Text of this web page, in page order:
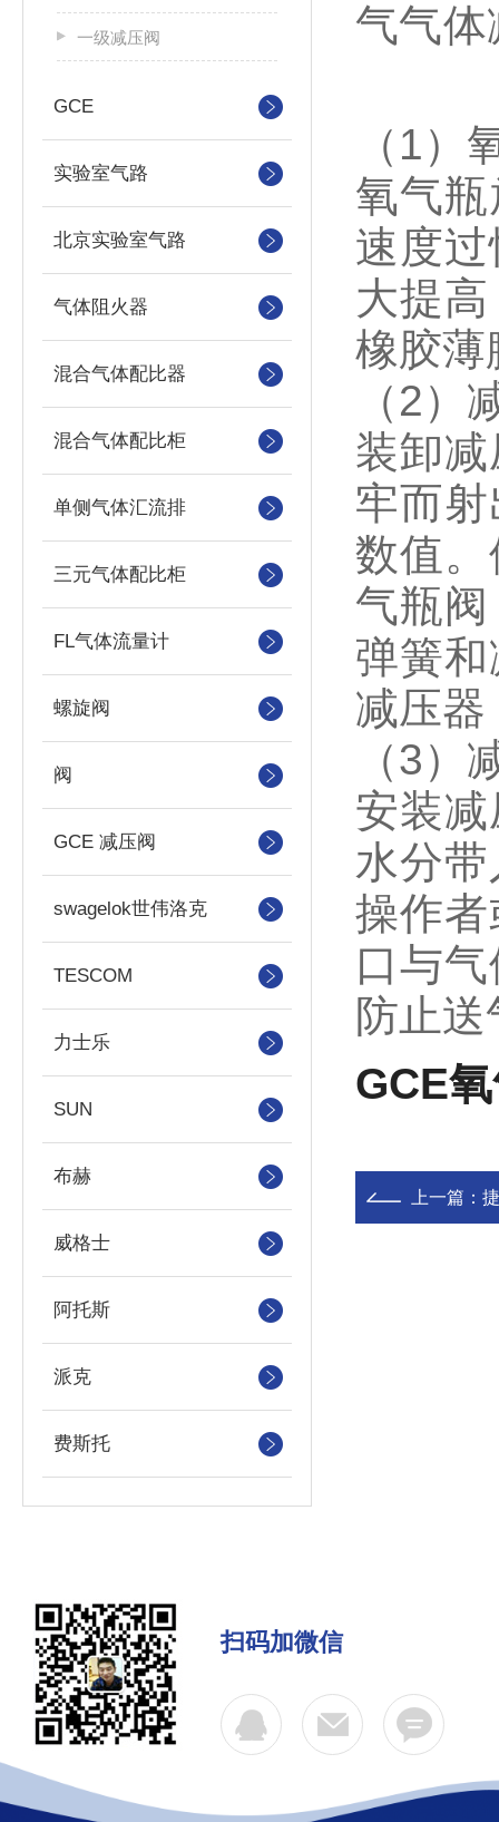
一级减压阀
GCE
实验室气路
北京实验室气路
气体阻火器
混合气体配比器
混合气体配比柜
单侧气体汇流排
三元气体配比柜
FL气体流量计
螺旋阀
阀
GCE 减压阀
swagelok世伟洛克
TESCOM
力士乐
SUN
布赫
威格士
阿托斯
派克
费斯托
气气
（1）
氧气
速度
大提
橡胶薄
（2）
装卸
牢而
数值
气瓶
弹簧
减压器
（3）
安装
水分
操作
口与
防止
GCE
上一篇：
扫码加微信